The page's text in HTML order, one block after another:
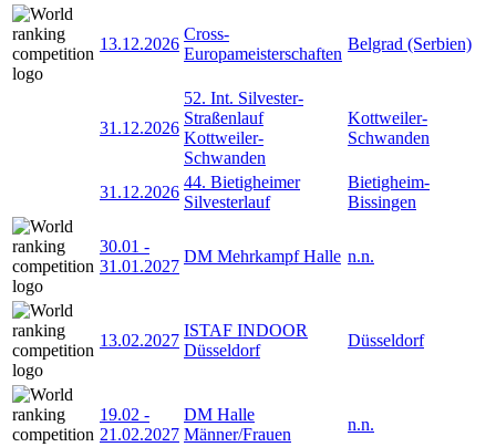
13.12.2026
Cross-
Europameisterschaften
Belgrad (Serbien)
31.12.2026
52. Int. Silvester-
Straßenlauf
Kottweiler-
Schwanden
Kottweiler-
Schwanden
31.12.2026
44. Bietigheimer
Silvesterlauf
Bietigheim-
Bissingen
30.01 -
31.01.2027
DM Mehrkampf Halle n.n.
13.02.2027
ISTAF INDOOR
Düsseldorf
Düsseldorf
19.02 -
21.02.2027
DM Halle
Männer/Frauen
n.n.